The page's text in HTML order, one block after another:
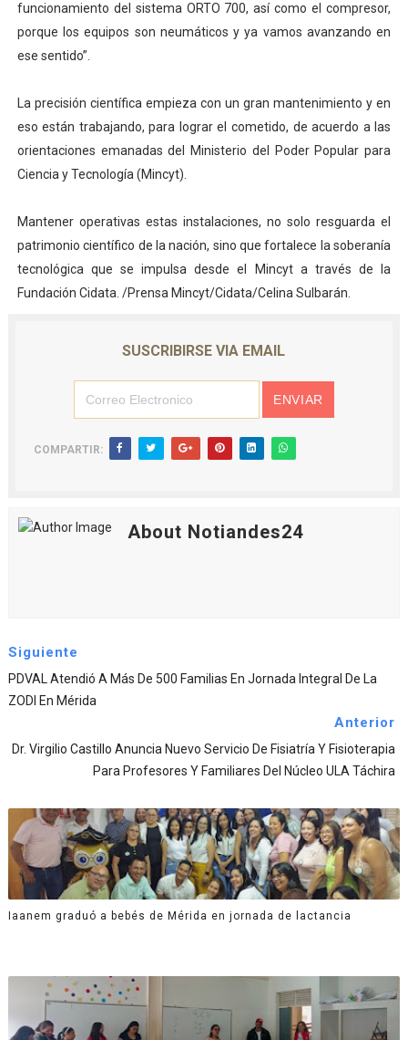
funcionamiento del sistema ORTO 700, así como el compresor,
porque los equipos son neumáticos y ya vamos avanzando en
ese sentido”.
La precisión científica empieza con un gran mantenimiento y en
eso están trabajando, para lograr el cometido, de acuerdo a las
orientaciones emanadas del Ministerio del Poder Popular para
Ciencia y Tecnología (Mincyt).
Mantener operativas estas instalaciones, no solo resguarda el
patrimonio científico de la nación, sino que fortalece la soberanía
tecnológica que se impulsa desde el Mincyt a través de la
Fundación Cidata. /Prensa Mincyt/Cidata/Celina Sulbarán.
SUSCRIBIRSE VIA EMAIL
COMPARTIR:
About Notiandes24
Siguiente
PDVAL Atendió A Más De 500 Familias En Jornada Integral De La
ZODI En Mérida
Anterior
Dr. Virgilio Castillo Anuncia Nuevo Servicio De Fisiatría Y Fisioterapia
Para Profesores Y Familiares Del Núcleo ULA Táchira
Iaanem graduó a bebés de Mérida en jornada de lactancia